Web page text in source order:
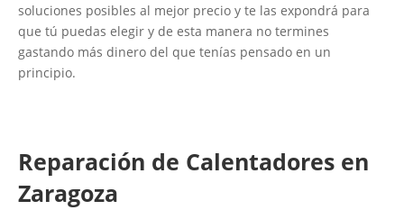
soluciones posibles al mejor precio y te las expondrá para
que tú puedas elegir y de esta manera no termines
gastando más dinero del que tenías pensado en un
principio.
Reparación de Calentadores ​en
Zaragoza